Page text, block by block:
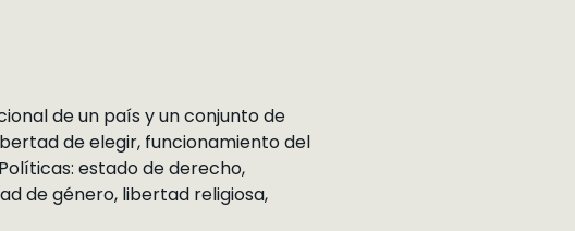
de un país y un conjunto de
de elegir, funcionamiento del
estado de derecho,
de género, libertad religiosa,